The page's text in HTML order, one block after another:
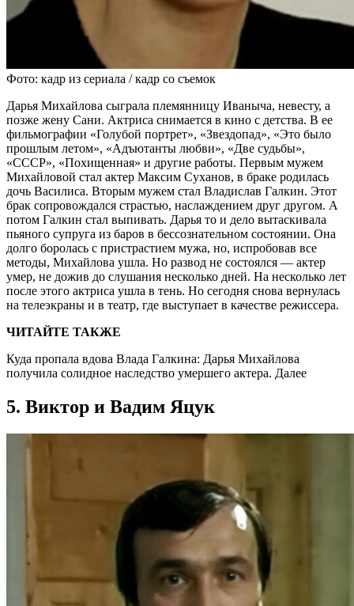
Фото: кадр из сериала / кадр со съемок
Дарья Михайлова сыграла племянницу Иваныча, невесту, а
позже жену Сани. Актриса снимается в кино с детства. В ее
фильмографии «Голубой портрет», «Звездопад», «Это было
прошлым летом», «Адъютанты любви», «Две судьбы»,
«СССР», «Похищенная» и другие работы. Первым мужем
Михайловой стал актер Максим Суханов, в браке родилась
дочь Василиса. Вторым мужем стал Владислав Галкин. Этот
брак сопровождался страстью, наслаждением друг другом. А
потом Галкин стал выпивать. Дарья то и дело вытаскивала
пьяного супруга из баров в бессознательном состоянии. Она
долго боролась с пристрастием мужа, но, испробовав все
методы, Михайлова ушла. Но развод не состоялся — актер
умер, не дожив до слушания несколько дней. На несколько лет
после этого актриса ушла в тень. Но сегодня снова вернулась
на телеэкраны и в театр, где выступает в качестве режиссера.
ЧИТАЙТЕ ТАКЖЕ
Куда пропала вдова Влада Галкина: Дарья Михайлова
получила солидное наследство умершего актера. Далее
5. Виктор и Вадим Яцук